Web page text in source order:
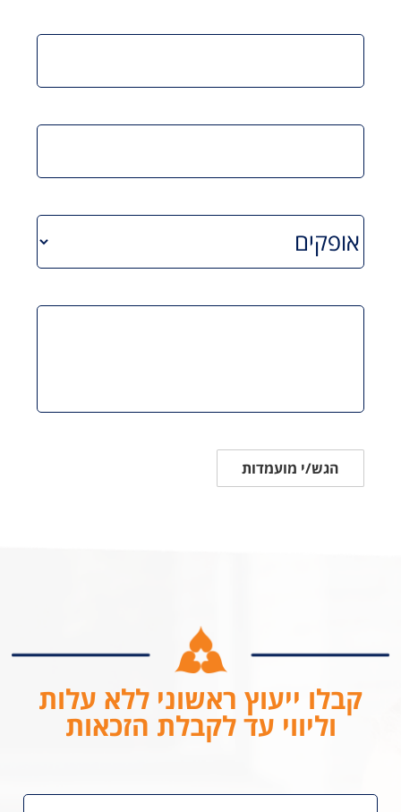
הגש/י מועמדות
העלאת קו"ח
קבלו ייעוץ ראשוני ללא עלות
וליווי עד לקבלת הזכאות